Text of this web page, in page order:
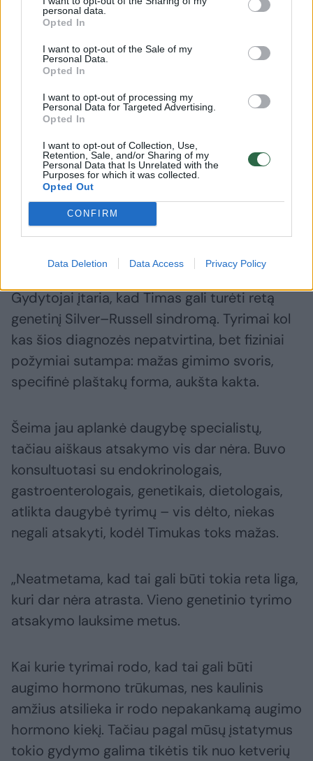
personal data.
Opted In
I want to opt-out of the Sale of my
Personal Data.
Opted In
I want to opt-out of processing my
Personal Data for Targeted Advertising.
Opted In
I want to opt-out of Collection, Use,
Retention, Sale, and/or Sharing of my
Personal Data that Is Unrelated with the
Purposes for which it was collected.
Opted Out
CONFIRM
Data Deletion Data Access Privacy Policy
Šeimą gąsdina medikų perspėjimai, kurie
neleidžia atsipalaiduoti nė akimirkai. Jei per
pusmetį Timukas nepriaugs reikiamo svorio,
berniukui gali būti dedama gastrostoma.
„Timas yra sąmoningas ir protingas vaikas,
todėl jis bandytų ją išsitraukti. Mes labai
bijome sepsio, nes vieną kartą jau tai
patyrėme ir vos išsikapstėme“, – atviravo
mama.
Gydytojai įtaria, kad Timas gali turėti retą
genetinį Silver–Russell sindromą. Tyrimai kol
kas šios diagnozės nepatvirtina, bet fiziniai
požymiai sutampa: mažas gimimo svoris,
specifinė plaštakų forma, aukšta kakta.
Šeima jau aplankė daugybę specialistų,
tačiau aiškaus atsakymo vis dar nėra. Buvo
konsultuotasi su endokrinologais,
gastroenterologais, genetikais, dietologais,
atlikta daugybė tyrimų – vis dėlto, niekas
negali atsakyti, kodėl Timukas toks mažas.
„Neatmetama, kad tai gali būti tokia reta liga,
kuri dar nėra atrasta. Vieno genetinio tyrimo
atsakymo lauksime metus.
Kai kurie tyrimai rodo, kad tai gali būti
augimo hormono trūkumas, nes kaulinis
amžius atsilieka ir rodo nepakankamą augimo
hormono kiekį. Tačiau pagal mūsų įstatymus
tokio gydymo galima tikėtis tik nuo ketverių